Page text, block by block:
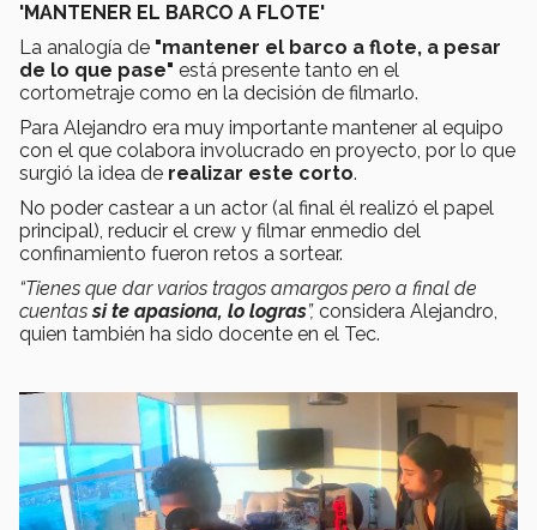
'MANTENER EL BARCO A FLOTE'
La analogía de "mantener el barco a flote, a pesar
de lo que pase" está presente tanto en el
cortometraje como en la decisión de filmarlo.
Para Alejandro era muy importante mantener al equipo
con el que colabora involucrado en proyecto, por lo que
surgió la idea de realizar este corto.
No poder castear a un actor (al final él realizó el papel
principal), reducir el crew y filmar enmedio del
confinamiento fueron retos a sortear.
“Tienes que dar varios tragos amargos pero a final de
cuentassi te apasiona, lo logras”, considera Alejandro,
quien también ha sido docente en el Tec.